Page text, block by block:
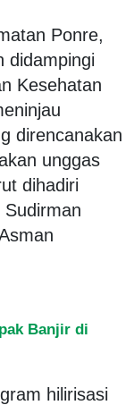
Ponre,
didampingi
Kesehatan
direncanakan
unggas
dihadiri
Sudirman
Banjir di
hilirisasi